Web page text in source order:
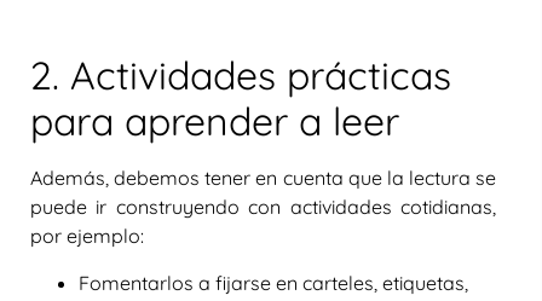
2. Actividades prácticas
para aprender a leer
Además, debemos tener en cuenta que la lectura se
puede ir construyendo con actividades cotidianas,
por ejemplo:
Fomentarlos a fijarse en carteles, etiquetas,